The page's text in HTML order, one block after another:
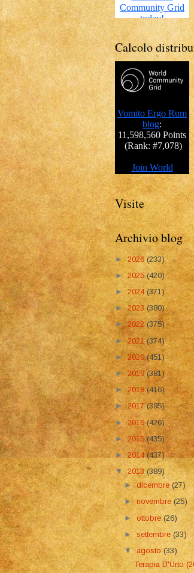
Calcolo
Visite
Archivio blog
► 2026(233)
►2025(420)
►2024 (371)
►2023(380)
►2022 (375)
►2021(374)
►2020(451)
►2019(381)
►2018(416)
►2017(395)
►2016(426)
►2015(435)
►2014(437)
▼2013(389)
►dicembre(27)
►novembre(25)
►ottobre(26)
►settembre(33)
▼ agosto(33)
Terapia D'Urto